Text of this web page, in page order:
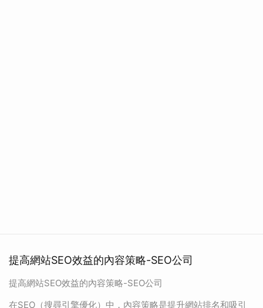
提高網站SEO效益的內容策略-SEO公司
提高網站SEO效益的內容策略-SEO公司
在SEO（搜尋引擎優化）中，內容策略是提升網站排名和吸引